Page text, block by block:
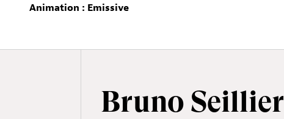
Animation : Emissive
Bruno Seillier